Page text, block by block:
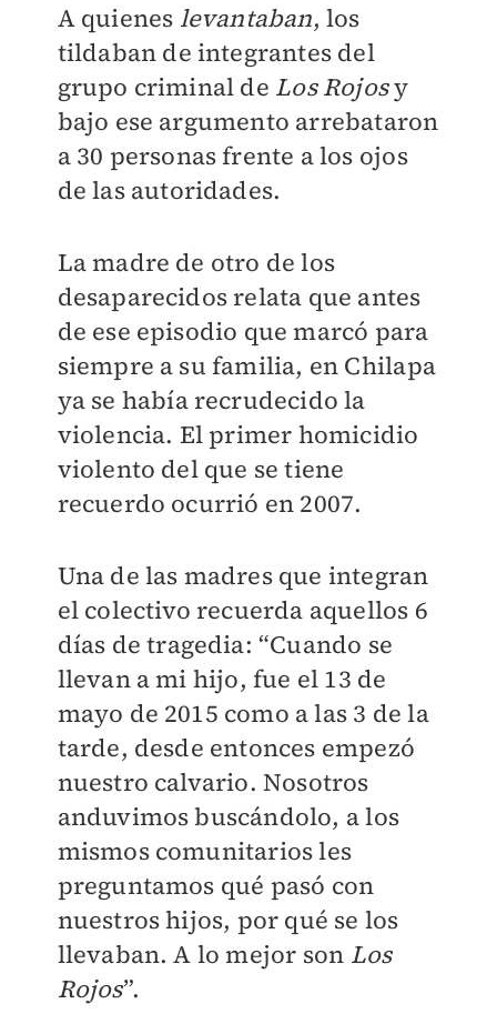
A quienes levantaban, los
tildaban de integrantes del
grupo criminal de Los Rojosy
bajo ese argumento arrebataron
a 30 personas frente a los ojos
de las autoridades.
La madre de otro de los
desaparecidos relata que antes
de ese episodio que marcó para
siempre a su familia, en Chilapa
ya se había recrudecido la
violencia. El primer homicidio
violento del que se tiene
recuerdo ocurrió en 2007.
Una de las madres que integran
el colectivo recuerda aquellos 6
días de tragedia: “Cuando se
llevan a mi hijo, fue el 13 de
mayo de 2015 como a las 3 de la
tarde, desde entonces empezó
nuestro calvario. Nosotros
anduvimos buscándolo, a los
mismos comunitarios les
preguntamos qué pasó con
nuestros hijos, por qué se los
llevaban. A lo mejor son Los
Rojos”.